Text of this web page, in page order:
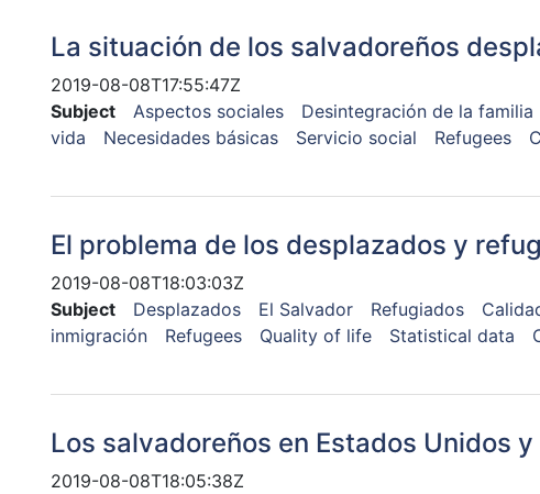
La situación de los salvadoreños
2019-08-08T17:55:47Z
Subject
Aspectos sociales Desintegración de la familia
vida
Necesidades básicas Servicio social Refugees
El problema de los desplazados y
2019-08-08T18:03:03Z
Subject
Desplazados El Salvador Refugiados
inmigración
Refugees Quality of life Statistical data
Los salvadoreños en Estados Unidos
2019-08-08T18:05:38Z